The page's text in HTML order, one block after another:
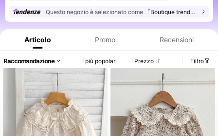
Questo negozio è selezionato come 「Boutique trendy」
Articolo Promo Recensioni
Raccomandazione I più popolari Prezzo Filtro